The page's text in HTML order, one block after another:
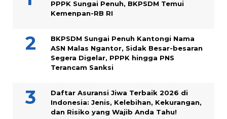
PPPK Sungai Penuh, BKPSDM Temui
Kemenpan-RB RI
BKPSDM Sungai Penuh Kantongi Nama
ASN Malas Ngantor, Sidak Besar-besaran
Segera Digelar, PPPK hingga PNS
Terancam Sanksi
Daftar Asuransi Jiwa Terbaik 2026 di
Indonesia: Jenis, Kelebihan, Kekurangan,
dan Risiko yang Wajib Anda Tahu!